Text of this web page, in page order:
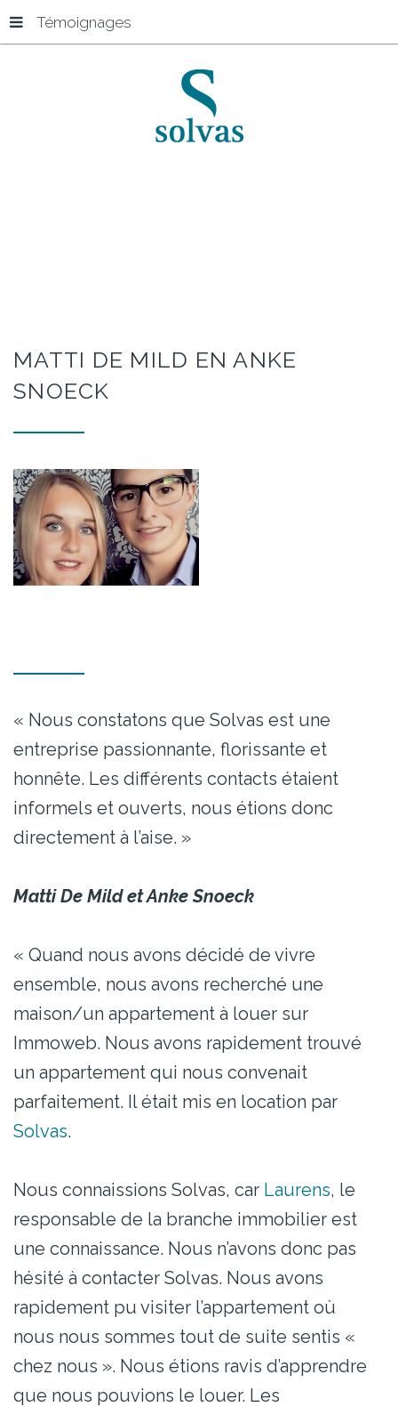
Témoignages
MATTI DE MILD EN ANKE
SNOECK
« Nous constatons que Solvas est une
entreprise passionnante, florissante et
honnête. Les différents contacts étaient
informels et ouverts, nous étions donc
directement à l’aise. »
Matti De Mild et Anke Snoeck
« Quand nous avons décidé de vivre
ensemble, nous avons recherché une
maison/un appartement à louer sur
Immoweb. Nous avons rapidement trouvé
un appartement qui nous convenait
parfaitement. Il était mis en location par
Solvas.
Nous connaissions Solvas, car Laurens, le
responsable de la branche immobilier est
une connaissance. Nous n’avons donc pas
hésité à contacter Solvas. Nous avons
rapidement pu visiter l’appartement où
nous nous sommes tout de suite sentis «
chez nous ». Nous étions ravis d’apprendre
que nous pouvions le louer. Les